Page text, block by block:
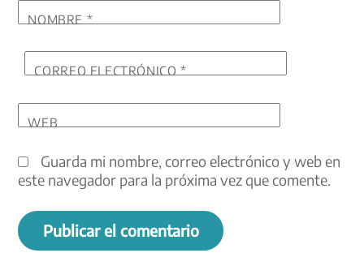
NOMBRE *
CORREO ELECTRÓNICO*
WEB
Guarda mi nombre, correo electrónico y web en
este navegador para la próxima vez que comente.